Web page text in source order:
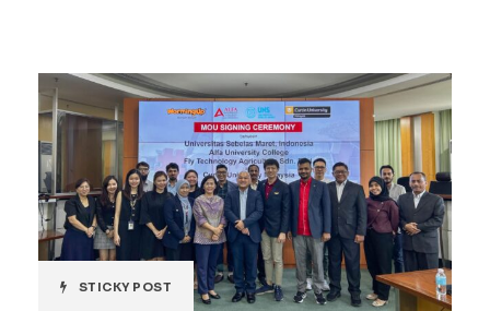
STICKY POST